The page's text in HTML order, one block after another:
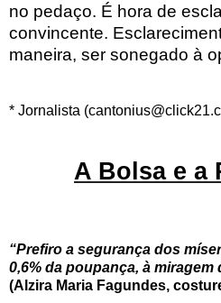
no pedaço. É hora de
convincente.
maneira, ser sonegado à
* Jornalista
A Bolsa e a
“Prefiro a segurança dos
0,6% da poupança, à
(Alzira Maria Fagundes,